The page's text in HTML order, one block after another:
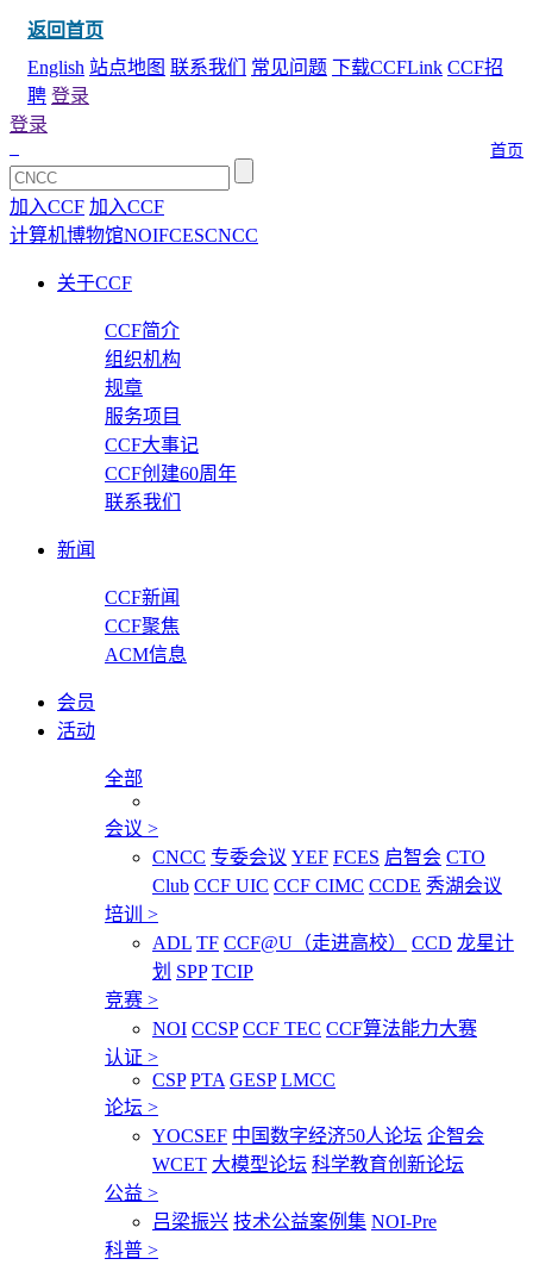
返回首页
English 站点地图 联系我们 常见问题 下载CCFLink CCF招
聘 登录
首页
登录
加入CCF 加入CCF
计算机博物馆NOIFCESCNCC
关于CCF
CCF简介
组织机构
规章
服务项目
CCF大事记
CCF创建60周年
联系我们
新闻
CCF新闻
CCF聚焦
ACM信息
会员
活动
全部
会议 >
CNCC 专委会议 YEF FCES 启智会 CTO
Club CCF UIC CCF CIMC CCDE 秀湖会议
培训 >
ADL TF CCF@U（走进高校） CCD 龙星计
划 SPP TCIP
竞赛 >
NOI CCSP CCF TEC CCF算法能力大赛
认证 >
CSP PTA GESP LMCC
论坛 >
YOCSEF 中国数字经济50人论坛 企智会
WCET 大模型论坛 科学教育创新论坛
公益 >
吕梁振兴 技术公益案例集 NOI-Pre
科普 >